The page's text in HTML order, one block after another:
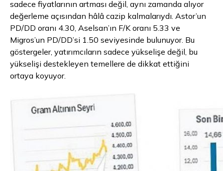
sadece fiyatlarının artması değil, aynı zamanda alıyor
değerleme açısından hâlâ cazip kalmalarıydı. Astor’un
PD/DD oranı 4.30, Aselsan’ın F/K oranı 5.33 ve
Migros’un PD/DD’si 1.50 seviyesinde bulunuyor. Bu
göstergeler, yatırımcıların sadece yükselişe değil, bu
yükselişi destekleyen temellere de dikkat ettiğini
ortaya koyuyor.